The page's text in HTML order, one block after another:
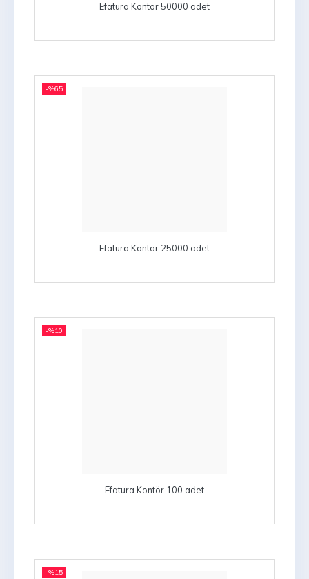
Efatura Kontör 50000 adet
-%65
Efatura Kontör 25000 adet
-%10
Efatura Kontör 100 adet
-%15